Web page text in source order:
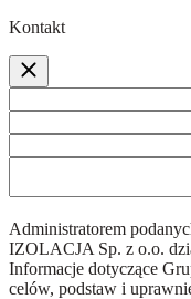
Kontakt
Administratorem
IZOLACJA Sp. z o.o.
Informacje dotyczące
celów, podstaw i